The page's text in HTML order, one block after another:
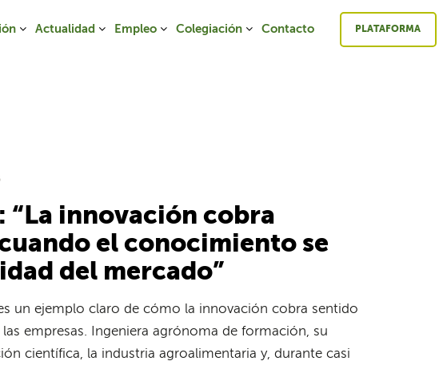
Actualidad Empleo Colegiación Contacto PLATAFORMA
“La innovación cobra
el conocimiento se
del mercado”
un ejemplo claro de cómo la innovación cobra sentido
empresas. Ingeniera agrónoma de formación, su
científica, la industria agroalimentaria y, durante casi